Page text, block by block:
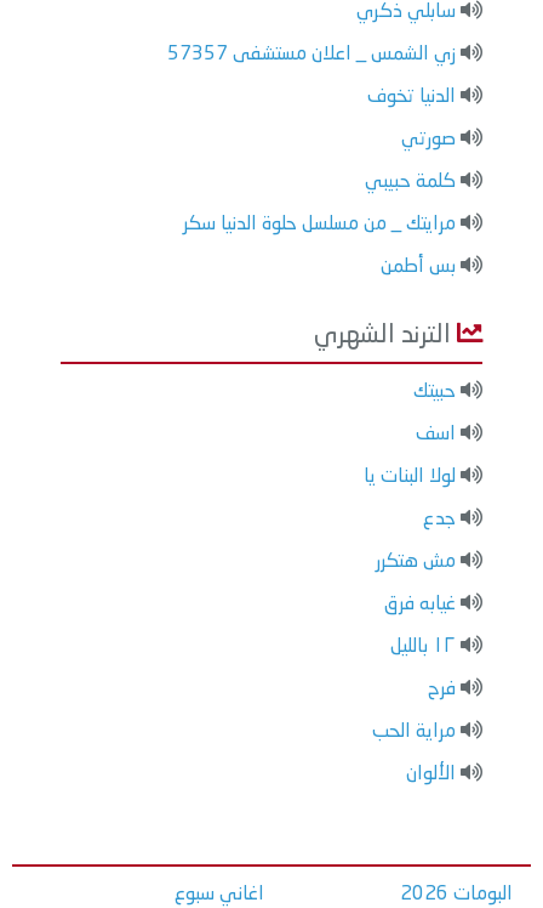
سابلي ذكري
زي الشمس _ اعلان مستشفى 57357
الدنيا تخوف
صورتي
كلمة حبيبي
مرايتك _ من مسلسل حلوة الدنيا سكر
بس أطمن
الترند الشهري
حبيتك
اسف
لولا البنات يا
جدع
مش هتكرر
غيابه فرق
١٢ بالليل
فرح
مراية الحب
الألوان
البومات 2026 اغاني سبوع